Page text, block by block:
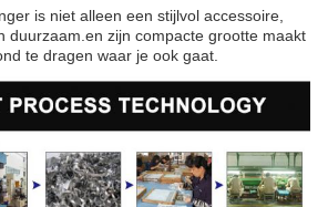
is niet alleen een stijlvol accessoire,
duurzaam.en zijn compacte grootte maakt
te dragen waar je ook gaat.